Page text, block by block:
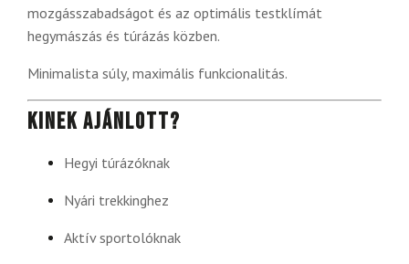
mozgásszabadságot és az optimális testklímát
hegymászás és túrázás közben.
Minimalista súly, maximális funkcionalitás.
Kinek ajánlott?
Hegyi túrázóknak
Nyári trekkinghez
Aktív sportolóknak